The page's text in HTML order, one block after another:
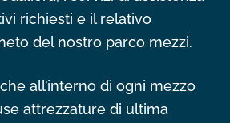
richiesti e il relativo
del nostro parco mezzi.
all’interno di ogni mezzo
attrezzature di ultima